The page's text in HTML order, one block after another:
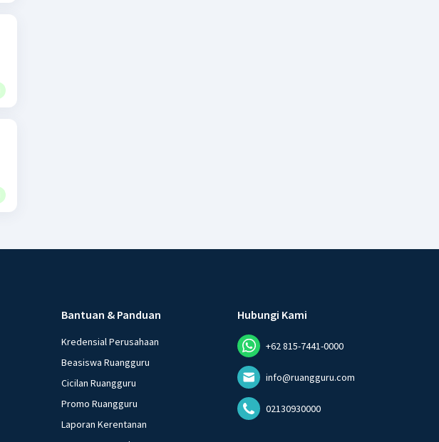
Bantuan & Panduan
Kredensial Perusahaan
Beasiswa Ruangguru
Cicilan Ruangguru
Promo Ruangguru
Laporan Kerentanan
Hubungi Kami
+62 815-7441-0000
info@ruangguru.com
02130930000